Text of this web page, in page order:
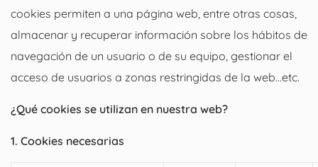
cookies permiten a una página web, entre otras cosas,
almacenar y recuperar información sobre los hábitos de
navegación de un usuario o de su equipo, gestionar el
acceso de usuarios a zonas restringidas de la web…etc.
¿Qué cookies se utilizan en nuestra web?
1. Cookies necesarias